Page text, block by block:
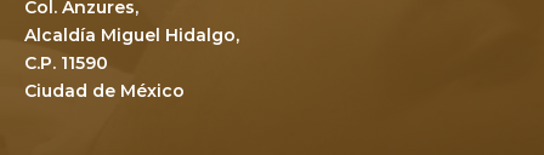
Col. Anzures,
Alcaldía Miguel Hidalgo,
C.P. 11590
Ciudad de México